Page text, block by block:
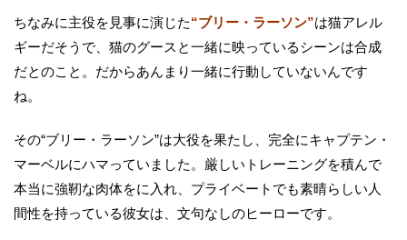
ちなみに主役を見事に演じた“ブリー・ラーソン”は猫アレル
ギーだそうで、猫のグースと一緒に映っているシーンは合成
だとのこと。だからあんまり一緒に行動していないんです
ね。
その“ブリー・ラーソン”は大役を果たし、完全にキャプテン・
マーベルにハマっていました。厳しいトレーニングを積んで
本当に強靭な肉体をに入れ、プライベートでも素晴らしい人
間性を持っている彼女は、文句なしのヒーローです。